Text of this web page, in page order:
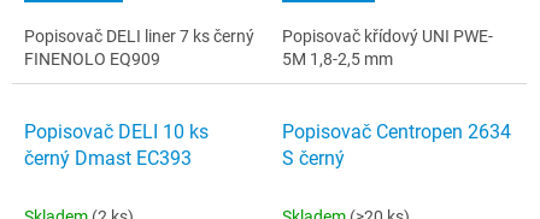
Popisovač DELI liner 7 ks černý
FINENOLO EQ909
Popisovač křídový UNI PWE-
5M 1,8-2,5 mm
Popisovač DELI 10 ks
černý Dmast EC393
Popisovač Centropen 2634
S černý